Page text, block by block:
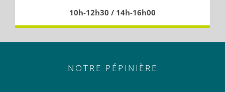
10h-12h30 / 14h-16h00
NOTRE PÉPINIÈRE